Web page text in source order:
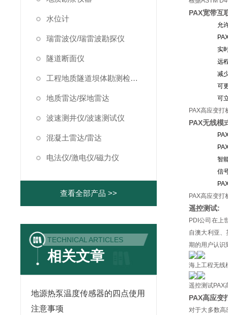
水位计
瑞雷波仪/瑞雷波勘探仪
隧道断面仪
工程地质隧道坝体勘测检测仪器
地质雷达/探地雷达
波速测井仪/波速测试仪
混凝土雷达/雷达
电法仪/激电仪/磁力仪
查看全部产品 >>
TECHNICAL ARTICLES
相关文章
地源热泵温度传感器的四点使用
注意事项
PAX宽带互
允
实
远
减
可
可
PAX高应变
PAX无线模
智
信
PAX高应变
遥控测试:
PDI公司在上
自澳大利亚
期的用户认识
海上工程无线
遥控测试PAX
PAX高应变
对于大多数高